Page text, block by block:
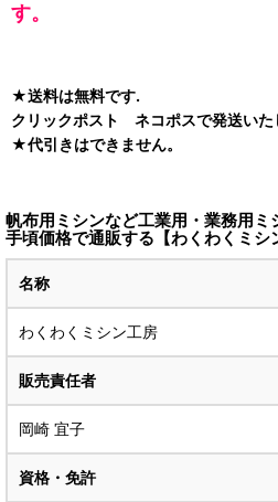
す。
★送料は無料です.
クリックポスト ネコポスで発送いた
★代引きはできません。
帆布用ミシンなど工業用・業務用
手頃価格で通販する【わくわくミシ
名称
わくわくミシン工房
販売責任者
岡崎 宜子
資格・免許